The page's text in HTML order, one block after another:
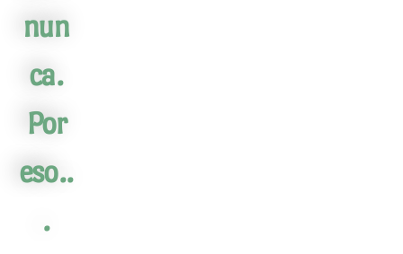
nun
ca.
Por
eso..
.